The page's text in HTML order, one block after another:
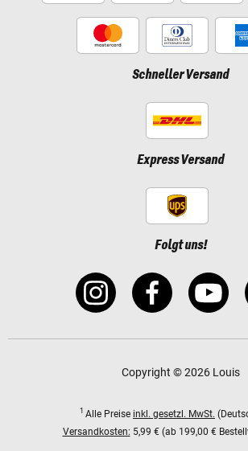
Schneller Versand
Express Versand
Folgt uns!
Copyright © 2026 Louis
1 Alle Preise inkl. gesetzl. MwSt.
Versandkosten: 5,99 € (ab 199,00 €